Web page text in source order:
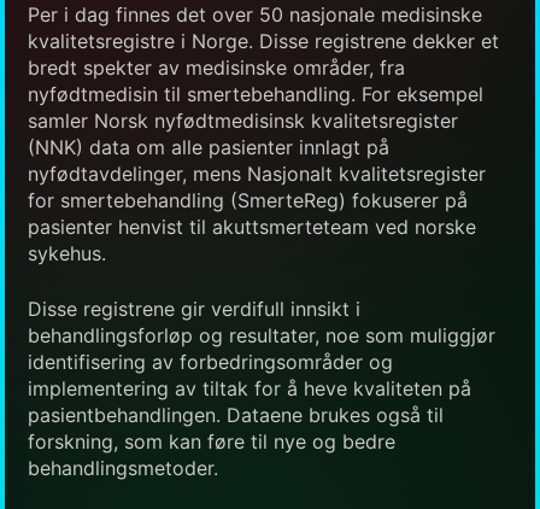
Per i dag finnes det over 50 nasjonale medisinske
kvalitetsregistre i Norge. Disse registrene dekker et
bredt spekter av medisinske områder, fra
nyfødtmedisin til smertebehandling. For eksempel
samler Norsk nyfødtmedisinsk kvalitetsregister
(NNK) data om alle pasienter innlagt på
nyfødtavdelinger, mens Nasjonalt kvalitetsregister
for smertebehandling (SmerteReg) fokuserer på
pasienter henvist til akuttsmerteteam ved norske
sykehus.
Disse registrene gir verdifull innsikt i
behandlingsforløp og resultater, noe som muliggjør
identifisering av forbedringsområder og
implementering av tiltak for å heve kvaliteten på
pasientbehandlingen. Dataene brukes også til
forskning, som kan føre til nye og bedre
behandlingsmetoder.